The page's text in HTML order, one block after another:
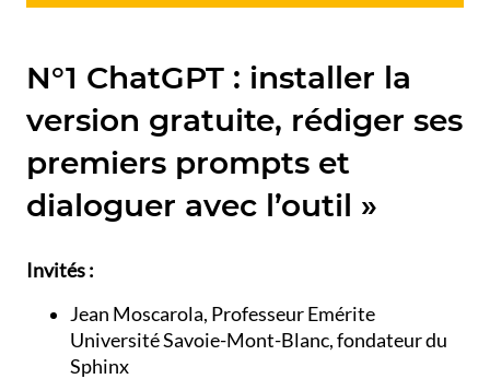
N°1 ChatGPT : installer la
version gratuite, rédiger ses
premiers prompts et
dialoguer avec l’outil »
Invités :
Jean Moscarola, Professeur Emérite
Université Savoie-Mont-Blanc, fondateur du
Sphinx